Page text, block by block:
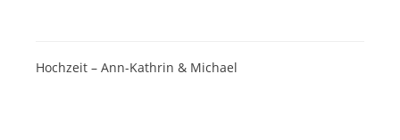
Hochzeit – Ann-Kathrin & Michael